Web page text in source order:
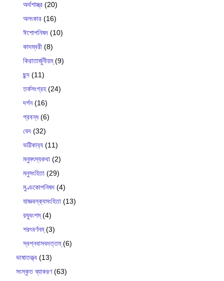
অর্থশাস্ত্র (20)
অলংকার (16)
ঈশোপনিষদ (10)
কাদম্বরী (8)
কিরাতার্জুনীয়ম্(9)
ছন্দ (11)
তর্কসংগ্রহ(24)
দর্শন(16)
প্রবন্ধ(6)
বেদ (32)
ভট্টিকাব‍্য (11)
মনুমৎস্যকথা (2)
মনুসংহিতা (29)
মুণ্ডকোপনিষদ (4)
যাজ্ঞবল্ক‍্যসংহিতা (13)
রঘুবংশম্(4)
শরৎবর্ণনম্(3)
স্বপ্নবাসবদত্তম্(6)
ভাষাতত্ত্ব (13)
সংস্কৃত ব্যাকরণ(63)